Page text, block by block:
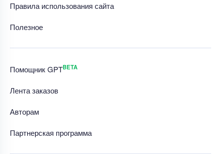
Правила использования сайта
Полезное
Помощник GPTBETA
Лента заказов
Авторам
Партнерская программа